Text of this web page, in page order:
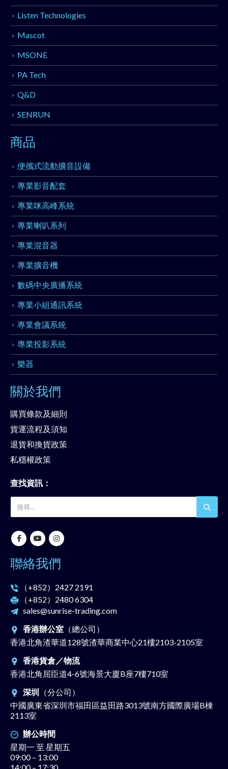
Listen Technologies
Mascot
MSONE
PA Tech
Q&D
SENRUN
商品
便攜式流動擴音設備
專業影音配套
專業咪高峰系統
專業喇叭系列
專業混音器
專業擴音機
數碼中央廣播系統
專業小組通訊系統
專業會議系統
專業投影系統
樂器
關於我們
購買條款及細則
貨運流程及須知
退貨和換貨政策
私穩權政策
查找資訊：
聯絡我們
（+852） 2427 2191
（+852） 2480 6304
sales@sunrise-trading.com
香港辦公室 （總公司）
香港北角渣華道128號渣華商業中心21樓2103-2105室
香港貨倉／物流
香港北角屈臣道4-6號海景大廈B座7樓710室
深圳 （分公司）
中國廣東省深圳市福田區益田路3013號南方國際廣場B棟
2113室
辦公時間
星期一 至 星期五
09:00 – 13:00
14:00 – 17:30